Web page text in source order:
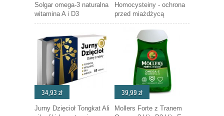
Solgar omega-3 naturalna
witamina A i D3
Homocysteiny - ochrona
przed miażdżycą
34,93 zł
Jurny Dzięcioł Tongkat Ali
39,99 zł
Mollers Forte z Tranem